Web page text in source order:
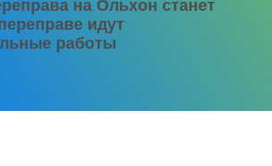
на Ольхон станет
идут
работы